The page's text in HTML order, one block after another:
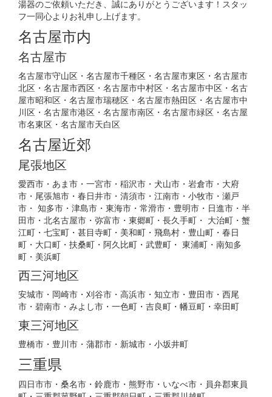
湯器のご依頼いただき、誠にありがとうございます！スタッ
フ一同心よりお礼申し上げます。
名古屋市内
名古屋市
名古屋市守山区・名古屋市千種区・名古屋市東区・名古屋市
北区・名古屋市西区・名古屋市中村区・名古屋市中区・名古
屋市昭和区・名古屋市瑞穂区・名古屋市熱田区・名古屋市中
川区・名古屋市港区・名古屋市南区・名古屋市緑区・名古屋
市名東区・名古屋市天白区
名古屋近郊
尾張地区
愛西市・あま市・一宮市・稲沢市・犬山市・岩倉市・大府
市・尾張旭市・春日井市・清須市・江南市・小牧市・瀬戸
市・ 知多市・津島市・東海市・常滑市・豊明市・日進市・半
田市・北名古屋市・弥富市・東郷町・長久手町・ 大治町・蟹
江町・七宝町・甚目寺町・美和町・飛島村・豊山町・春日
町・大口町・扶桑町・阿久比町・武豊町・ 東浦町・南知多
町・美浜町
西三河地区
安城市・岡崎市・刈谷市・高浜市・知立市・豊田市・西尾
市・碧南市・みよし市・一色町・吉良町・幡豆町・幸田町
東三河地区
豊橋市・豊川市・蒲郡市・新城市・小坂井町
三重県
四日市市・桑名市・鈴鹿市・熊野市・いなべ市・員弁郡東員